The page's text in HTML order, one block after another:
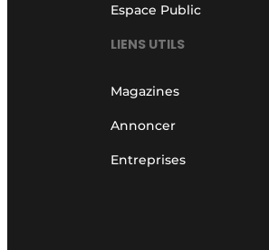
Espace Public
LIENS UTILS
Magazines
Annoncer
Entreprises